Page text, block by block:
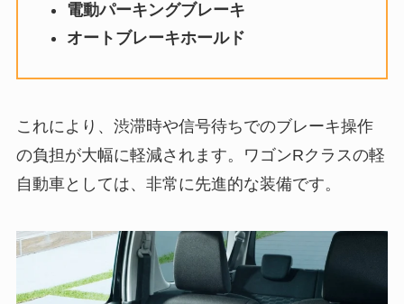
電動パーキングブレーキ
オートブレーキホールド
これにより、渋滞時や信号待ちでのブレーキ操作
の負担が大幅に軽減されます。ワゴンRクラスの軽
自動車としては、非常に先進的な装備です。